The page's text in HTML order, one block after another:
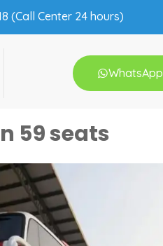
(Call Center 24 hours)
WhatsApp
59 seats